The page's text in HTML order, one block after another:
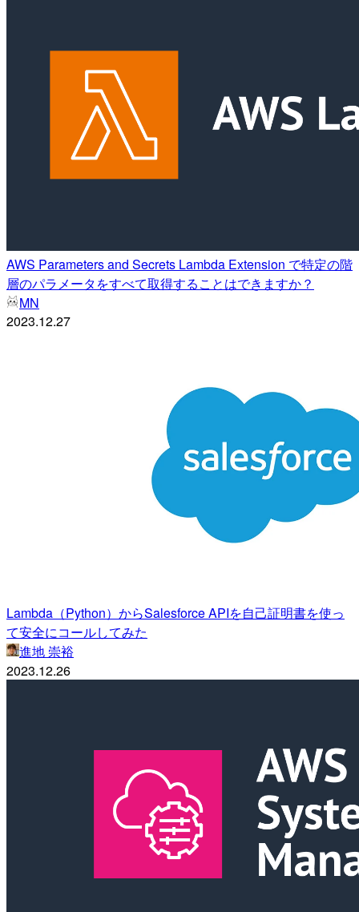
AWS Parameters and Secrets Lambda Extension で特定の階
層のパラメータをすべて取得することはできますか？
MN
2023.12.27
Lambda（Python）からSalesforce APIを自己証明書を使っ
て安全にコールしてみた
進地 崇裕
2023.12.26